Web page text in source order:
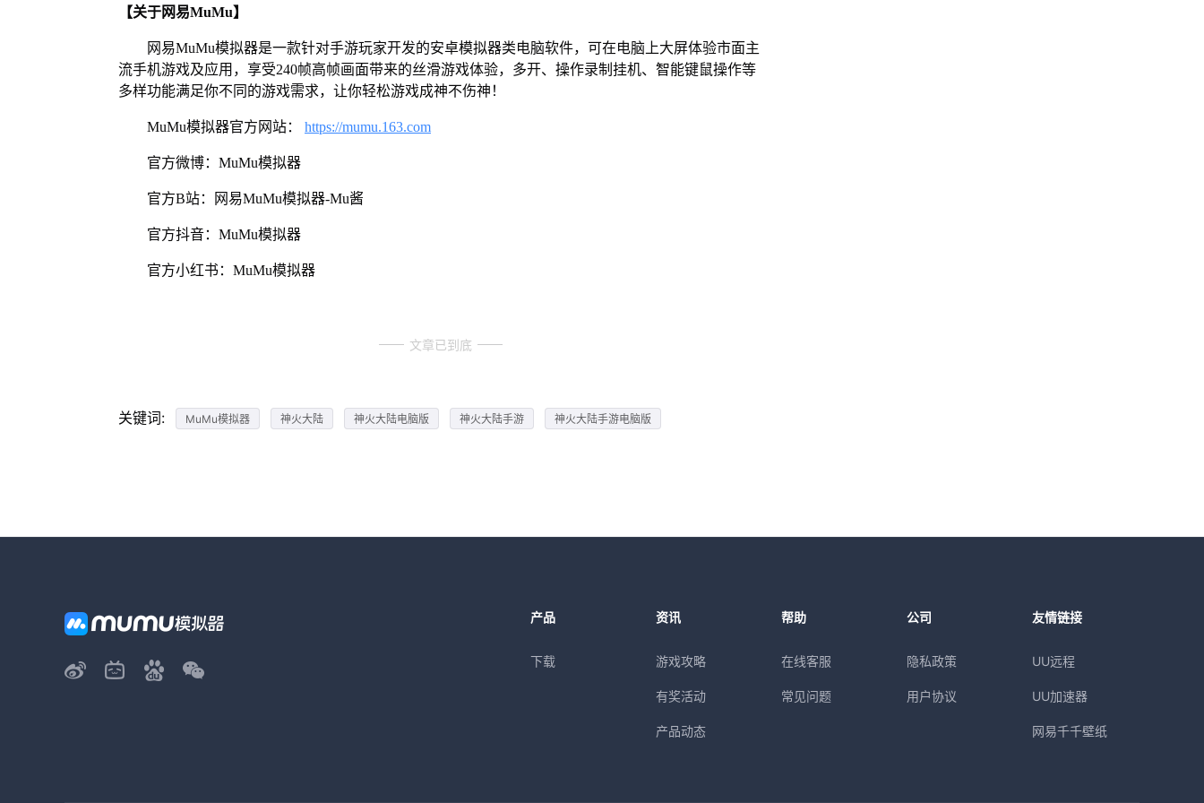
【关于网易MuMu】
网易MuMu模拟器是一款针对手游玩家开发的安卓模拟器类电脑软件，可在电脑上大屏体验市面主
流手机游戏及应用，享受240帧高帧画面带来的丝滑游戏体验，多开、操作录制挂机、智能键鼠操作等
多样功能满足你不同的游戏需求，让你轻松游戏成神不伤神！
MuMu模拟器官方网站： https://mumu.163.com
官方微博：MuMu模拟器
官方B站：网易MuMu模拟器-Mu酱
官方抖音：MuMu模拟器
官方小红书：MuMu模拟器
文章已到底
关键词: MuMu模拟器 神火大陆 神火大陆电脑版 神火大陆手游 神火大陆手游电脑版
产品
下载
资讯
游戏攻略
有奖活动
产品动态
帮助
在线客服
常见问题
公司
隐私政策
用户协议
友情链接
UU远程
UU加速器
网易千千壁纸